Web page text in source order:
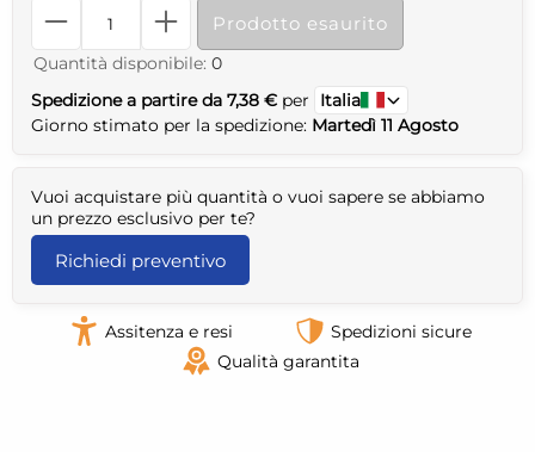
Prodotto esaurito
Quantità disponibile: 0
Spedizione a partire da 7,38 € per
Italia
Giorno stimato per la spedizione: Martedì 11 Agosto
Vuoi acquistare più quantità o vuoi sapere se abbiamo
un prezzo esclusivo per te?
Richiedi preventivo
Assitenza e resi
Spedizioni sicure
Qualità garantita